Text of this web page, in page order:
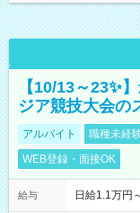
【10/13～23✨
ジア競技大会の
アルバイト 職種未経
WEB登録・面接OK
給与 日給1.1万